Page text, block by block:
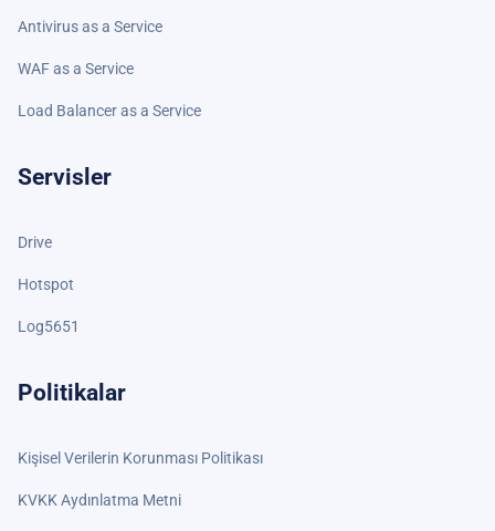
Antivirus as a Service
WAF as a Service
Load Balancer as a Service
Servisler
Drive
Hotspot
Log5651
Politikalar
Kişisel Verilerin Korunması Politikası
KVKK Aydınlatma Metni